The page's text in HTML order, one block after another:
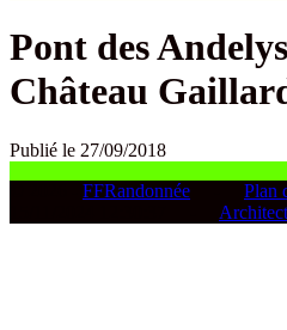
Pont des
Château
Publié le 27/09/2018
FFRandonnée Plan